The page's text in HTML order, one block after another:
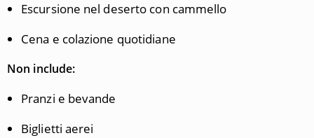
Escursione nel deserto con cammello
Cena e colazione quotidiane
Non include:
Pranzi e bevande
Biglietti aerei